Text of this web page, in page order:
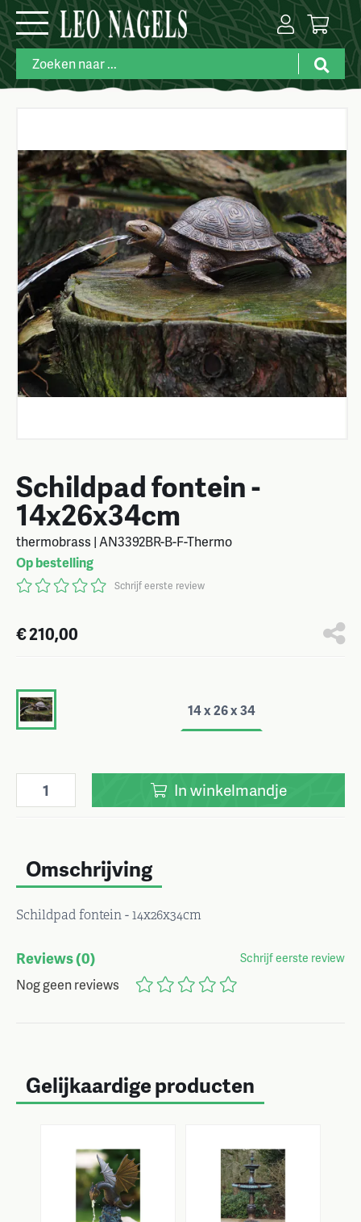
Schildpad fontein -
14x26x34cm
thermobrass | AN3392BR-B-F-Thermo
Op bestelling
Schrijf eerste review
€ 210,00
14 x 26 x 34
Inwinkelmandje
Omschrijving
Schildpad fontein - 14x26x34cm
Reviews(0) Schrijf eerste review
Nog geen reviews
Gelijkaardige producten